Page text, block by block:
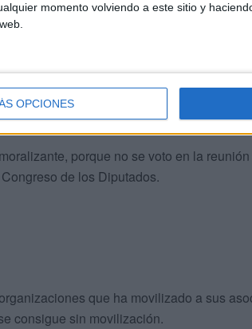
momento volviendo a este sitio y
OPCIONES
de profesión de riesgo no
de ese derecho, algo desmoralizante si
del Estado.
porque no se voto en la
de los Diputados.
que ha movilizado a sus
consigue sin movilización.